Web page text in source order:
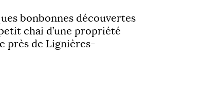
bonbonnes découvertes
chai d’une propriété
près de Lignières-